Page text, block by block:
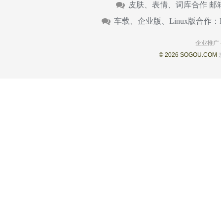
皮肤、表情、词库合作 邮
车载、企业版、Linux版合作：
企业推广
© 2026 SOGOU.COM